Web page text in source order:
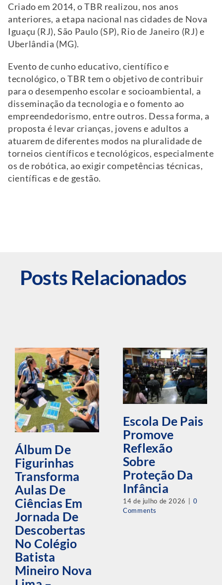
Criado em 2014, o TBR realizou, nos anos
anteriores, a etapa nacional nas cidades de Nova
Iguaçu (RJ), São Paulo (SP), Rio de Janeiro (RJ) e
Uberlândia (MG).
Evento de cunho educativo, científico e
tecnológico, o TBR tem o objetivo de contribuir
para o desempenho escolar e socioambiental, a
disseminação da tecnologia e o fomento ao
empreendedorismo, entre outros. Dessa forma, a
proposta é levar crianças, jovens e adultos a
atuarem de diferentes modos na pluralidade de
torneios científicos e tecnológicos, especialmente
os de robótica, ao exigir competências técnicas,
científicas e de gestão.
Posts Relacionados
Álbum De
Figurinhas
Transforma
Aulas De
Ciências Em
Jornada De
Descobertas
No Colégio
Batista
Mineiro Nova
Escola De Pais
Promove
Reflexão
Sobre
Proteção Da
Infância
14 de julho de 2026
0
Comments